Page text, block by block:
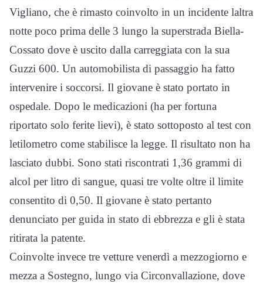
Vigliano, che è rimasto coinvolto in un incidente laltra
notte poco prima delle 3 lungo la superstrada Biella-
Cossato dove è uscito dalla carreggiata con la sua
Guzzi 600. Un automobilista di passaggio ha fatto
intervenire i soccorsi. Il giovane è stato portato in
ospedale. Dopo le medicazioni (ha per fortuna
riportato solo ferite lievi), è stato sottoposto al test con
letilometro come stabilisce la legge. Il risultato non ha
lasciato dubbi. Sono stati riscontrati 1,36 grammi di
alcol per litro di sangue, quasi tre volte oltre il limite
consentito di 0,50. Il giovane è stato pertanto
denunciato per guida in stato di ebbrezza e gli è stata
ritirata la patente.
Coinvolte invece tre vetture venerdì a mezzogiorno e
mezza a Sostegno, lungo via Circonvallazione, dove